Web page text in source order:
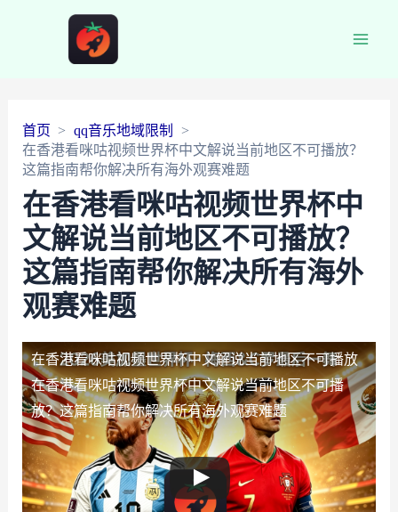
首页
qq音乐地域限制
在香港看咪咕视频世界杯中文解说当前地区不可播放？
这篇指南帮你解决所有海外观赛难题
在香港看咪咕视频世界杯中
文解说当前地区不可播放？
这篇指南帮你解决所有海外
观赛难题
在香港看咪咕视频世界杯中文解说当前地区不可播放
在香港看咪咕视频世界杯中文解说当前地区不可播
放？这篇指南帮你解决所有海外观赛难题